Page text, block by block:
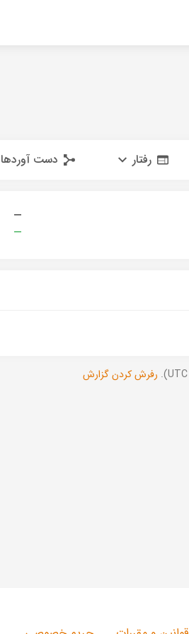
رفتار دست آوردها
—
—
رفرش کردن گزارش